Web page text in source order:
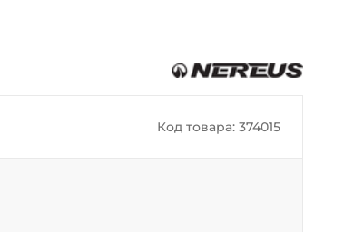
+38 (067) 113-44-44
Код товара: 374015